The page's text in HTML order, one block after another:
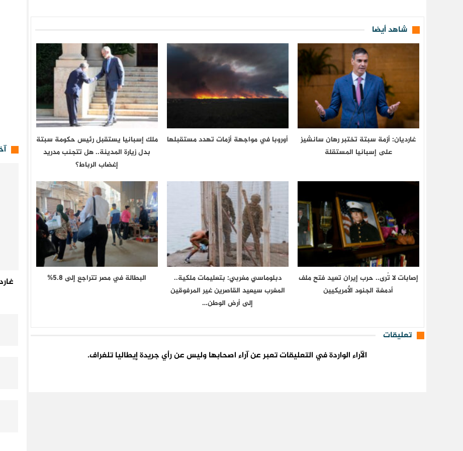
شاهد أيضا
غارديان: أزمة سبتة تختبر رهان سانشيز
على إسبانيا المستقلة
أوروبا في مواجهة أزمات تهدد مستقبلها
ملك إسبانيا يستقبل رئيس حكومة سبتة
بدل زيارة المدينة.. هل تتجنب مدريد
إغضاب الرباط؟
إصابات لا تُرى.. حرب إيران تعيد فتح ملف
أدمغة الجنود الأمريكيين
دبلوماسي مغربي: بتعليمات ملكية..
المغرب سيعيد القاصرين غير المرفوقين
إلى أرض الوطن…
البطالة في مصر تتراجع إلى 5.8%
تعليقات
الآراء الواردة في التعليقات تعبر عن آراء اصحابها وليس عن رأي جريدة إيطاليا تلغراف.